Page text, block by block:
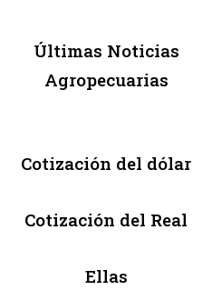
Últimas Noticias
Agropecuarias
Cotización del dólar
Cotización del Real
Ellas